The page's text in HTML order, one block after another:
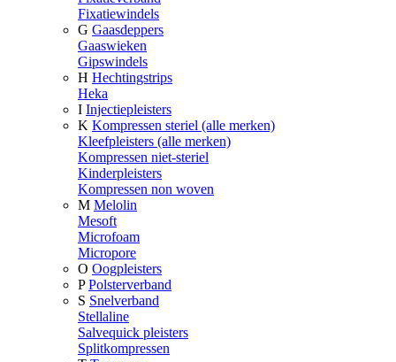
Fixatiewindels
G Gaasdeppers
Gaaswieken
Gipswindels
H Hechtingstrips
Heka
I Injectiepleisters
K Kompressen steriel (alle merken)
Kleefpleisters (alle merken)
Kompressen niet-steriel
Kinderpleisters
Kompressen non woven
M Melolin
Mesoft
Microfoam
Micropore
O Oogpleisters
P Polsterverband
S Snelverband
Stellaline
Salvequick pleisters
Splitkompressen